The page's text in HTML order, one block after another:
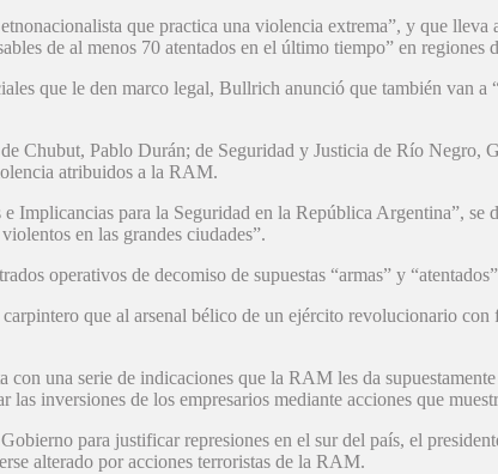
que practica una violencia extrema”, y que lleva
de al menos 70 atentados en el último tiempo” en regiones
que le den marco legal, Bullrich anunció que también van
Pablo Durán; de Seguridad y Justicia de Río Negro,
atribuidos a la RAM.
para la Seguridad en la República Argentina”, se
en las grandes ciudades”.
operativos de decomiso de supuestas “armas” y
que al arsenal bélico de un ejército revolucionario
una serie de indicaciones que la RAM les da
inversiones de los empresarios mediante acciones que
para justificar represiones en el sur del país, el
alterado por acciones terroristas de la RAM.